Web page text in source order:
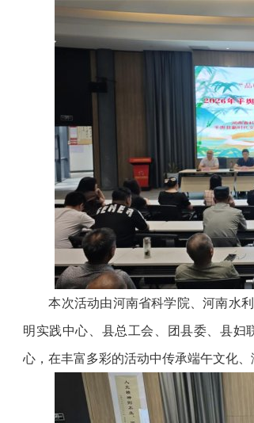
本次活动由河南省科学院、河南水利
明实践中心、县总工会、团县委、县妇
心，在丰富多彩的活动中传承端午文化、